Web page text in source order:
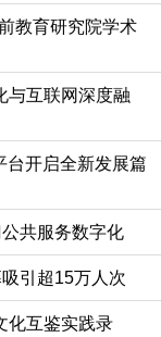
教育研究院学术
与互联网深度融
台开启全新发展篇
共服务数字化
引超15万人次
化互鉴实践录